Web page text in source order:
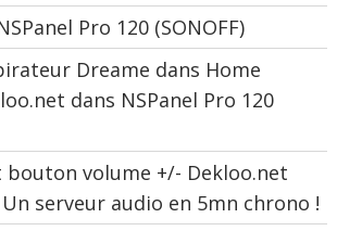
Pro 120 (SONOFF)
Dreame dans Home
dans NSPanel Pro 120
bouton volume +/- Dekloo.net
serveur audio en 5mn chrono !